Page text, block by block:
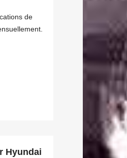
de
Hyundai